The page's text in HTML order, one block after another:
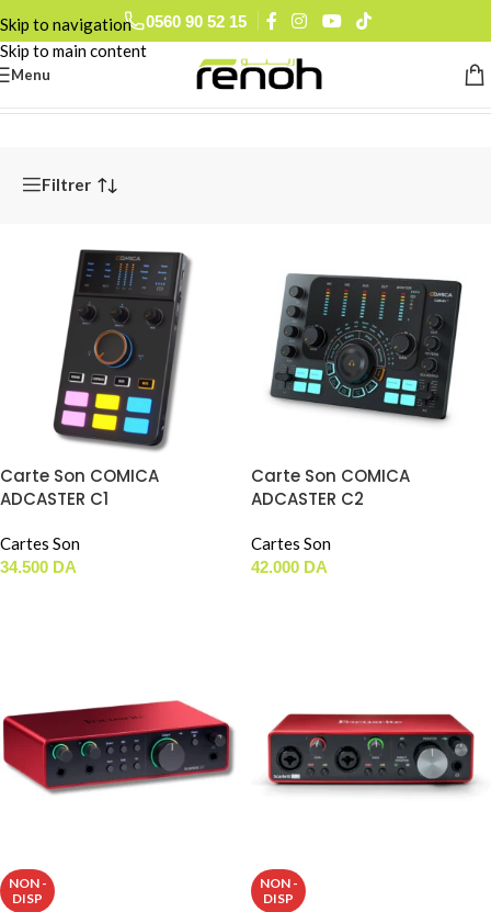
Skip to navigation
Skip to main content
0560 90 52 15
Menu
Filtrer
Carte Son COMICA
ADCASTER C1
Cartes Son
34.500 DA
Carte Son COMICA
ADCASTER C2
Cartes Son
42.000 DA
NON -
DISP
NON -
DISP